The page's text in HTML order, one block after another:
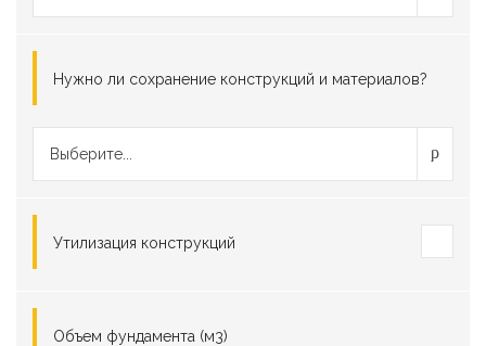
Нужно ли сохранение конструкций и материалов?
Выберите...
Утилизация конструкций
Объем фундамента (м3)